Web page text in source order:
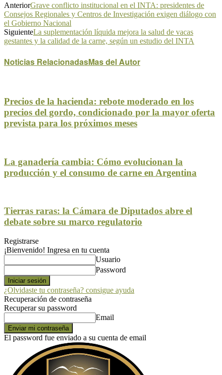
AnteriorGrave conflicto institucional en el INTA: presidentes de
Consejos Regionales y Centros de Investigación exigen diálogo con
el Gobierno Nacional
SiguienteLa suplementación líquida mejora la salud de vacas
gestantes y la calidad de la carne, según un estudio del INTA
Noticias RelacionadasMas del Autor
Precios de la hacienda: rebote moderado en los
precios del gordo, condicionado por la mayor oferta
prevista para los próximos meses
La ganadería cambia: Cómo evolucionan la
producción y el consumo de carne en Argentina
Tierras raras: la Cámara de Diputados abre el
debate sobre su marco regulatorio
Registrarse
¡Bienvenido! Ingresa en tu cuenta
Usuario
Password
¿Olvidaste tu contraseña? consigue ayuda
Recuperación de contraseña
Recuperar su password
Email
El password fue enviado a su cuenta de email